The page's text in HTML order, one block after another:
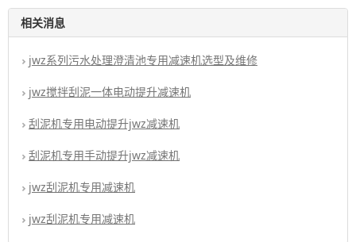
相关消息
jwz系列污水处理澄清池专用减速机选型及维修
jwz搅拌刮泥一体电动提升减速机
刮泥机专用电动提升jwz减速机
刮泥机专用手动提升jwz减速机
jwz刮泥机专用减速机
jwz刮泥机专用减速机